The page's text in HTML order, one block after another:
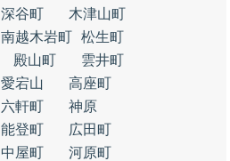
深谷町
木津山町
南越木岩町 松生町
殿山町
雲井町
愛宕山
高座町
六軒町
神原
能登町
広田町
中屋町
河原町